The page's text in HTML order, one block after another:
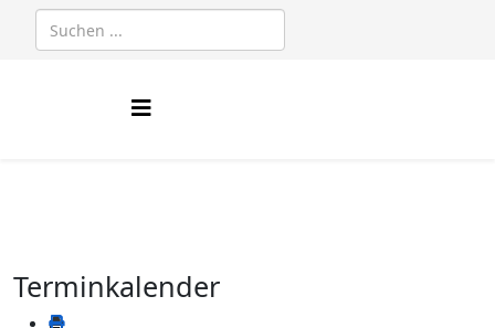
Terminkalender